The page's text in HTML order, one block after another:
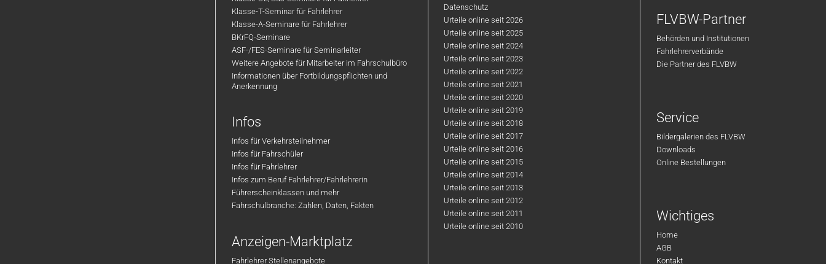
Klasse-T-Seminar für Fahrlehrer
Klasse-A-Seminare für Fahrlehrer
BKrFQ-Seminare
ASF-/FES-Seminare für Seminarleiter
Weitere Angebote für Mitarbeiter im Fahrschulbüro
Informationen über Fortbildungspflichten und
Anerkennung
Infos
Infos für Verkehrsteilnehmer
Infos für Fahrschüler
Infos für Fahrlehrer
Infos zum Beruf Fahrlehrer/Fahrlehrerin
Führerscheinklassen und mehr
Fahrschulbranche: Zahlen, Daten, Fakten
Anzeigen-Marktplatz
Fahrlehrer Stellenangebote
Datenschutz
Urteile online seit 2026
Urteile online seit 2025
Urteile online seit 2024
Urteile online seit 2023
Urteile online seit 2022
Urteile online seit 2021
Urteile online seit 2020
Urteile online seit 2019
Urteile online seit 2018
Urteile online seit 2017
Urteile online seit 2016
Urteile online seit 2015
Urteile online seit 2014
Urteile online seit 2013
Urteile online seit 2012
Urteile online seit 2011
Urteile online seit 2010
FLVBW-Partner
Behörden und Institutionen
Fahrlehrerverbände
Die Partner des FLVBW
Service
Bildergalerien des FLVBW
Downloads
Online Bestellungen
Wichtiges
Home
AGB
Kontakt